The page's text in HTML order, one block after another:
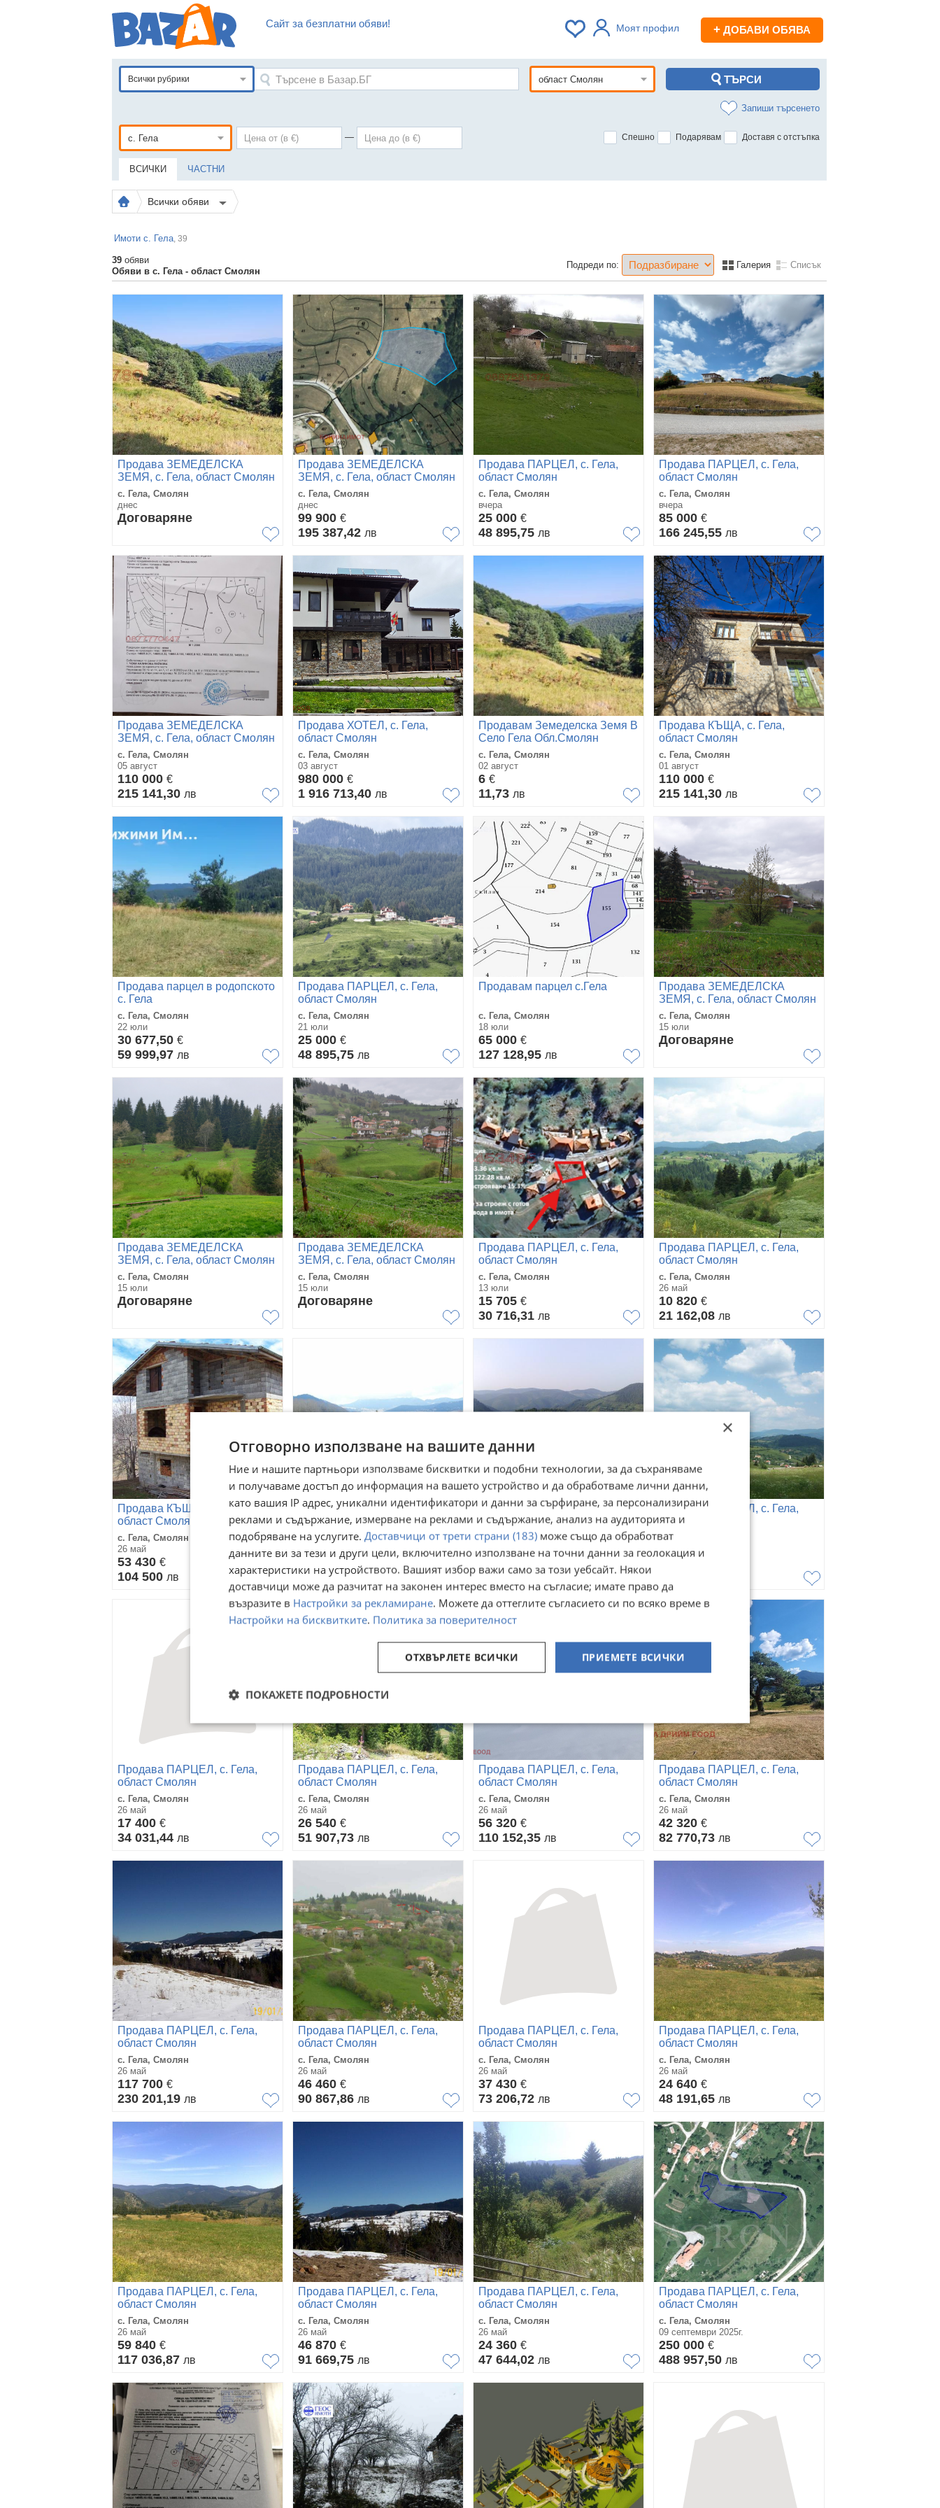
Сайт за безплатни обяви! Моят профил + ДОБАВИ ОБЯВА
Всички рубрики
Запиши търсенето
— Спешно Подарявам Доставя с отстъпка
ВСИЧКИ ЧАСТНИ
Всички обяви
Имоти с. Гела, 39
39 обяви
Обяви в с. Гела - област Смолян
Подреди по: Галерия Списък
Продава ЗЕМЕДЕЛСКА
ЗЕМЯ, с. Гела, област Смолян
с. Гела, Смолян
днес
Договаряне
Продава ЗЕМЕДЕЛСКА
ЗЕМЯ, с. Гела, област Смолян
с. Гела, Смолян
днес
99 900 €
195 387,42 лв
Продава ПАРЦЕЛ, с. Гела,
област Смолян
с. Гела, Смолян
вчера
25 000 €
48 895,75 лв
Продава ПАРЦЕЛ, с. Гела,
област Смолян
с. Гела, Смолян
вчера
85 000 €
166 245,55 лв
Продава ЗЕМЕДЕЛСКА
ЗЕМЯ, с. Гела, област Смолян
с. Гела, Смолян
05 август
110 000 €
215 141,30 лв
Продава ХОТЕЛ, с. Гела,
област Смолян
с. Гела, Смолян
03 август
980 000 €
1 916 713,40 лв
Продавам Земеделска Земя В
Село Гела Обл.Смолян
с. Гела, Смолян
02 август
6 €
11,73 лв
Продава КЪЩА, с. Гела,
област Смолян
с. Гела, Смолян
01 август
110 000 €
215 141,30 лв
Продава парцел в родопското
с. Гела
с. Гела, Смолян
22 юли
30 677,50 €
59 999,97 лв
Продава ПАРЦЕЛ, с. Гела,
област Смолян
с. Гела, Смолян
21 юли
25 000 €
48 895,75 лв
Продавам парцел с.Гела
с. Гела, Смолян
18 юли
65 000 €
127 128,95 лв
Продава ЗЕМЕДЕЛСКА
ЗЕМЯ, с. Гела, област Смолян
с. Гела, Смолян
15 юли
Договаряне
Продава ЗЕМЕДЕЛСКА
ЗЕМЯ, с. Гела, област Смолян
с. Гела, Смолян
15 юли
Договаряне
Продава ЗЕМЕДЕЛСКА
ЗЕМЯ, с. Гела, област Смолян
с. Гела, Смолян
15 юли
Договаряне
Продава ПАРЦЕЛ, с. Гела,
област Смолян
с. Гела, Смолян
13 юли
15 705 €
30 716,31 лв
Продава ПАРЦЕЛ, с. Гела,
област Смолян
с. Гела, Смолян
26 май
10 820 €
21 162,08 лв
Продава КЪЩА, с. Гела,
област Смолян
с. Гела, Смолян
26 май
53 430 €
104 500 лв
Продава ПАРЦЕЛ, с. Гела,
област Смолян
с. Гела, Смолян
26 май
40 000€
78 233,20лв
Продава ПАРЦЕЛ, с. Гела,
област Смолян
с. Гела, Смолян
26 май
60 630,73лв
Продава ПАРЦЕЛ, с. Гела,
област Смолян
с. Гела, Смолян
26 май
36 960
Продава ПАРЦЕЛ, с. Гела,
област Смолян
с. Гела, Смолян
26 май
17 400 €
34 031,44 лв
Продава ПАРЦЕЛ, с. Гела,
област Смолян
с. Гела, Смолян
26 май
26 540 €
51 907,73 лв
Продава ПАРЦЕЛ, с. Гела,
област Смолян
с. Гела, Смолян
26 май
56 320 €
110 152,35 лв
Продава ПАРЦЕЛ, с. Гела,
област Смолян
с. Гела, Смолян
26 май
42 320 €
82 770,73 лв
Продава ПАРЦЕЛ, с. Гела,
област Смолян
с. Гела, Смолян
26 май
117 700 €
230 201,19 лв
Продава ПАРЦЕЛ, с. Гела,
област Смолян
с. Гела, Смолян
26 май
46 460 €
90 867,86 лв
Продава ПАРЦЕЛ, с. Гела,
област Смолян
с. Гела, Смолян
26 май
37 430 €
73 206,72 лв
Продава ПАРЦЕЛ, с. Гела,
област Смолян
с. Гела, Смолян
26 май
24 640 €
48 191,65 лв
Продава ПАРЦЕЛ, с. Гела,
област Смолян
с. Гела, Смолян
26 май
59 840 €
117 036,87 лв
Продава ПАРЦЕЛ, с. Гела,
област Смолян
с. Гела, Смолян
26 май
46 870 €
91 669,75 лв
Продава ПАРЦЕЛ, с. Гела,
област Смолян
с. Гела, Смолян
26 май
24 360 €
47 644,02 лв
Продава ПАРЦЕЛ, с. Гела,
област Смолян
с. Гела, Смолян
09 септември 2025г.
250 000 €
488 957,50 лв
×
Отговорно използване на вашите данни
Ние и нашите партньори използваме бисквитки и подобни технологии, за да съхраняваме
и получаваме достъп до информация на вашето устройство и да обработваме лични данни,
като вашия IP адрес, уникални идентификатори и данни за сърфиране, за персонализирани
реклами и съдържание, измерване на реклами и съдържание, анализ на аудиторията и
подобряване на услугите. Доставчици от трети страни (183) може също да обработват
данните ви за тези и други цели, включително използване на точни данни за геолокация и
характеристики на устройството. Вашият избор важи само за този уебсайт. Някои
доставчици може да разчитат на законен интерес вместо на съгласие; имате право да
възразите в Настройки за рекламиране. Можете да оттеглите съгласието си по всяко време в
Настройки на бисквитките. Политика за поверителност
ПРИЕМЕТЕ ВСИЧКИ
ОТХВЪРЛЕТЕ ВСИЧКИ
ПОКАЖЕТЕ ПОДРОБНОСТИ